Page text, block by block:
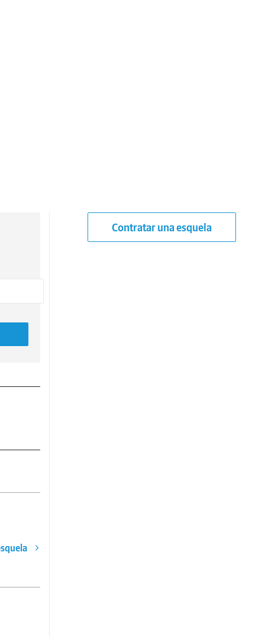
Contratar una esquela